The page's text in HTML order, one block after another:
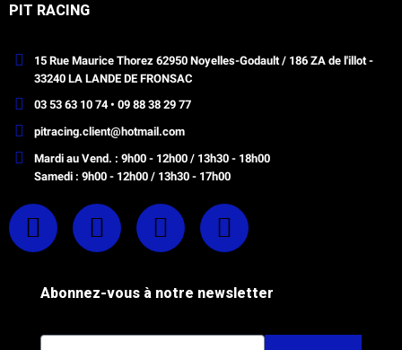
PIT RACING
15 Rue Maurice Thorez 62950 Noyelles-Godault / 186 ZA de l'illot -
33240 LA LANDE DE FRONSAC
03 53 63 10 74 • 09 88 38 29 77
pitracing.client@hotmail.com
Mardi au Vend. : 9h00 - 12h00 / 13h30 - 18h00
Samedi : 9h00 - 12h00 / 13h30 - 17h00
Abonnez-vous à notre newsletter